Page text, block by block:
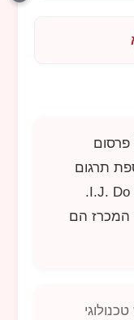
תרגום
I.J.
.
המכרז הם